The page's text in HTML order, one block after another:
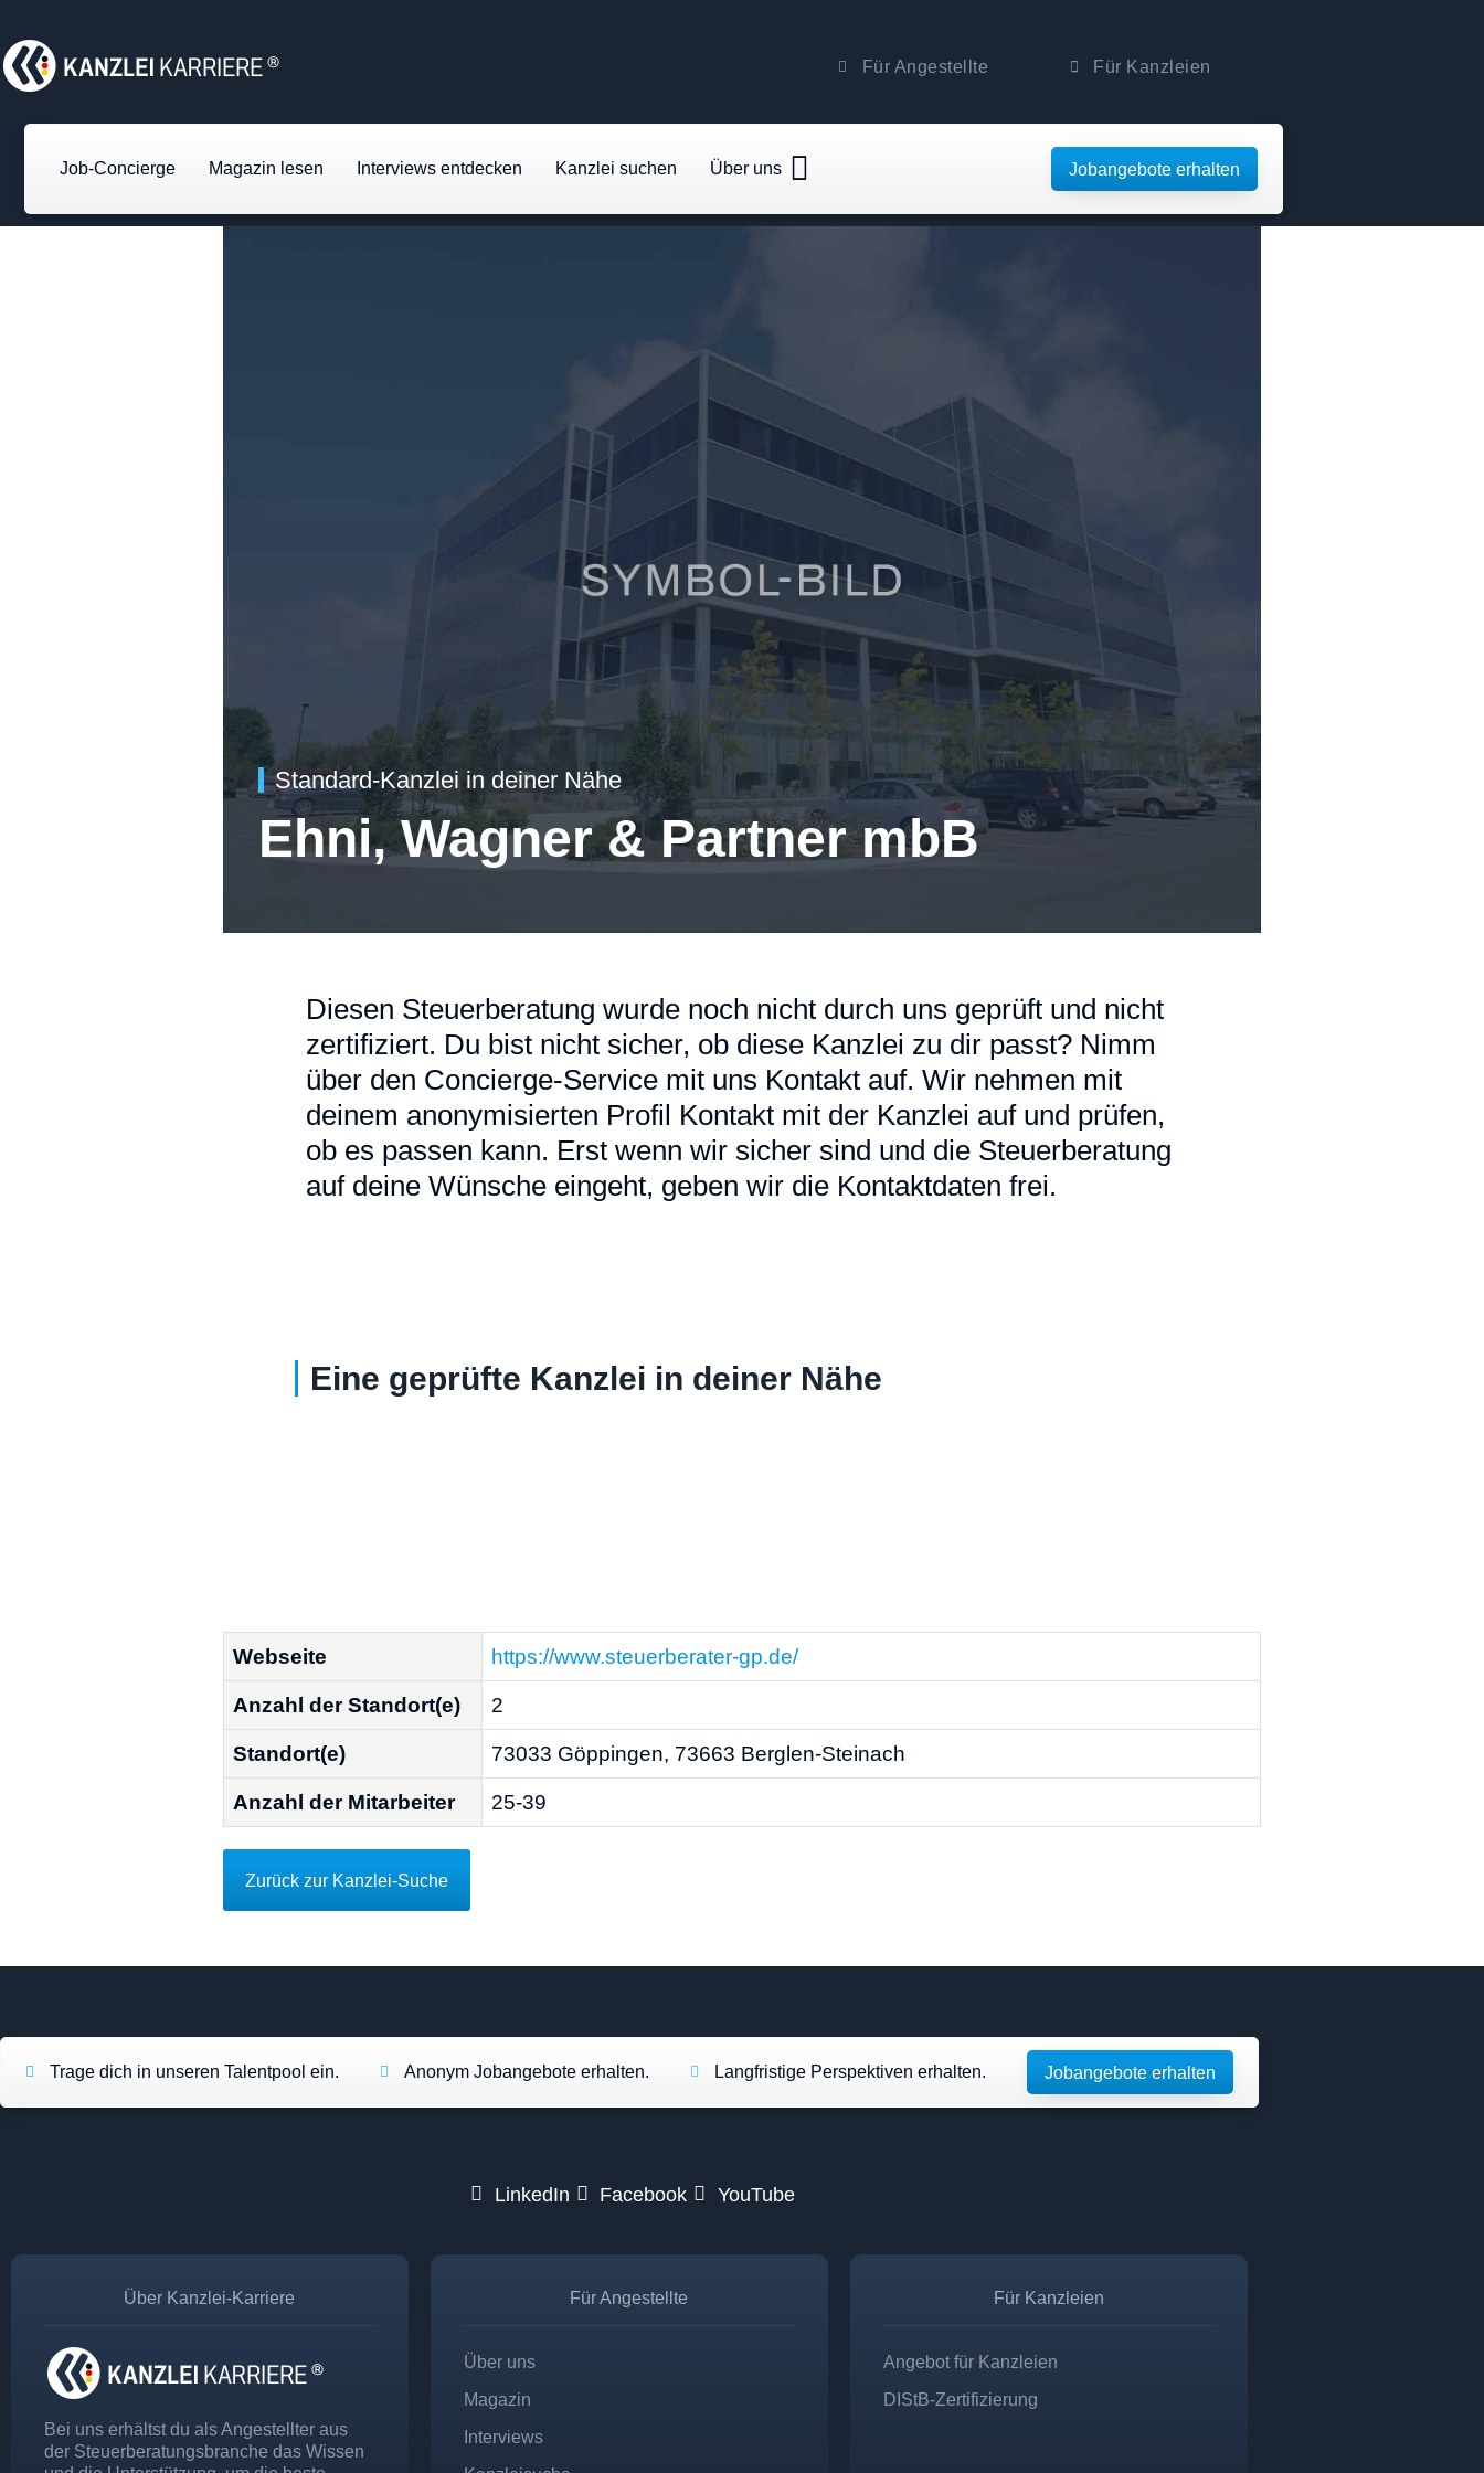
Für Angestellte Für Kanzleien
Job-Concierge Magazin lesen Interviews entdecken Kanzlei suchen Über uns Jobangebote erhalten
Standard-Kanzlei in deiner Nähe
Ehni, Wagner & Partner mbB
Diesen Steuerberatung wurde noch nicht durch uns geprüft und nicht
zertifiziert. Du bist nicht sicher, ob diese Kanzlei zu dir passt? Nimm
über den Concierge-Service mit uns Kontakt auf. Wir nehmen mit
deinem anonymisierten Profil Kontakt mit der Kanzlei auf und prüfen,
ob es passen kann. Erst wenn wir sicher sind und die Steuerberatung
auf deine Wünsche eingeht, geben wir die Kontaktdaten frei.
Eine geprüfte Kanzlei in deiner Nähe
Webseite
https://www.steuerberater-gp.de/
Anzahl der Standort(e)
2
Standort(e)
73033 Göppingen, 73663 Berglen-Steinach
Anzahl der Mitarbeiter
25-39
Zurück zur Kanzlei-Suche
Trage dich in unseren Talentpool ein. Anonym Jobangebote erhalten. Langfristige Perspektiven erhalten. Jobangebote erhalten
LinkedIn Facebook YouTube
Über Kanzlei-Karriere
Bei uns erhältst du als Angestellter aus
der Steuerberatungsbranche das Wissen
Für Angestellte
Über uns
Magazin
Interviews
Für Kanzleien
Angebot für Kanzleien
DIStB-Zertifizierung